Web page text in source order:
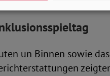
un Binnen sowie